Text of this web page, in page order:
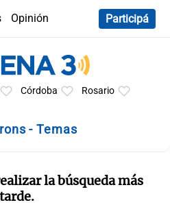
Opinión
Participá
Córdoba Rosario
- Temas
la búsqueda más
tarde.